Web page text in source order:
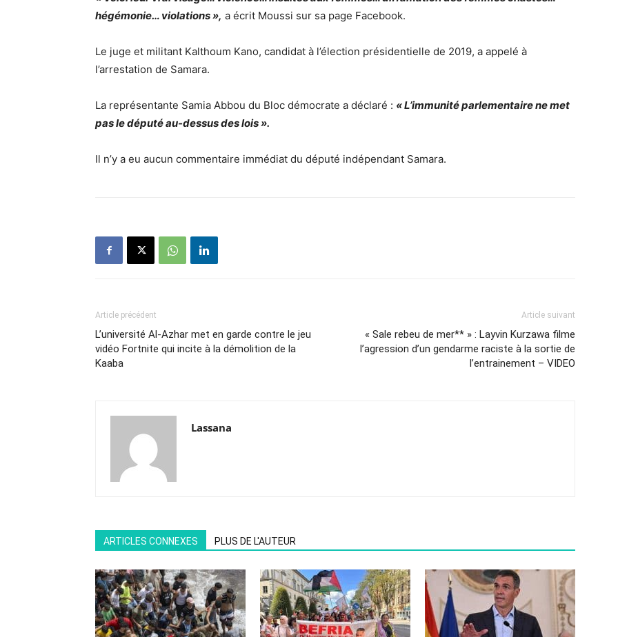
hégémonie… violations », a écrit Moussi sur sa page Facebook.
Le juge et militant Kalthoum Kano, candidat à l’élection présidentielle de 2019, a appelé à
l’arrestation de Samara.
La représentante Samia Abbou du Bloc démocrate a déclaré : « L’immunité parlementaire ne met
pas le député au-dessus des lois ».
Il n’y a eu aucun commentaire immédiat du député indépendant Samara.
Article précédent
L’université Al-Azhar met en garde contre le jeu
vidéo Fortnite qui incite à la démolition de la
Kaaba
Article suivant
« Sale rebeu de mer** » : Layvin Kurzawa filme
l’agression d’un gendarme raciste à la sortie de
l’entrainement – VIDEO
Lassana
ARTICLES CONNEXES PLUS DE L'AUTEUR